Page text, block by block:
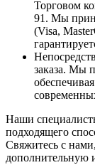
Торговом
91. Мы
(Visa,
заказа. Мы
Наши
подходящего
Свяжитесь с
дополнительную